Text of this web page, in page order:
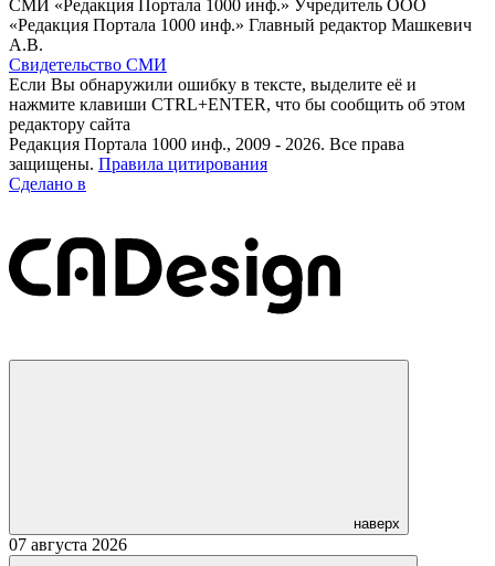
СМИ «Редакция Портала 1000 инф.» Учредитель ООО
«Редакция Портала 1000 инф.» Главный редактор Машкевич
А.В.
Свидетельство СМИ
Если Вы обнаружили ошибку в тексте, выделите её и
нажмите клавиши CTRL+ENTER, что бы сообщить об этом
редактору сайта
Редакция Портала 1000 инф., 2009 - 2026. Все права
защищены. Правила цитирования
Сделано в
наверх
07 августа 2026